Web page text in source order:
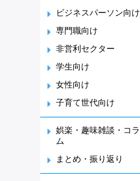
ビジネスパーソン向け
専門職向け
非営利セクター
学生向け
女性向け
子育て世代向け
娯楽・趣味雑談・コラ
ム
まとめ・振り返り